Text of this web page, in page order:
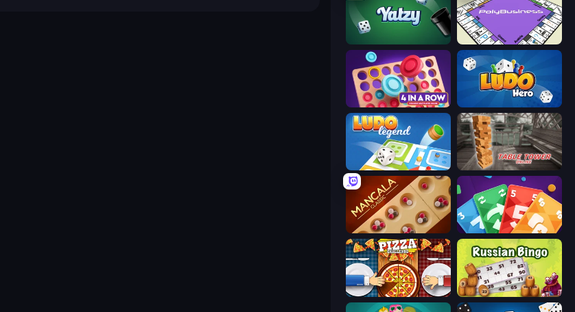
PolyBusiness (Unofficial Monopoly)
Connect 4 Online Multiplayer
Ludo Legend Table Tower Online
Mancala Classic Foono Online Multiplayer
Pizza Challenge Russian Bingo